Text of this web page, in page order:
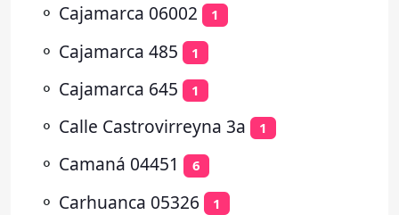
⚬ Cajamarca 06002 1
⚬ Cajamarca 485 1
⚬ Cajamarca 645 1
⚬ Calle Castrovirreyna 3a 1
⚬ Camaná 04451 6
⚬ Carhuanca 05326 1